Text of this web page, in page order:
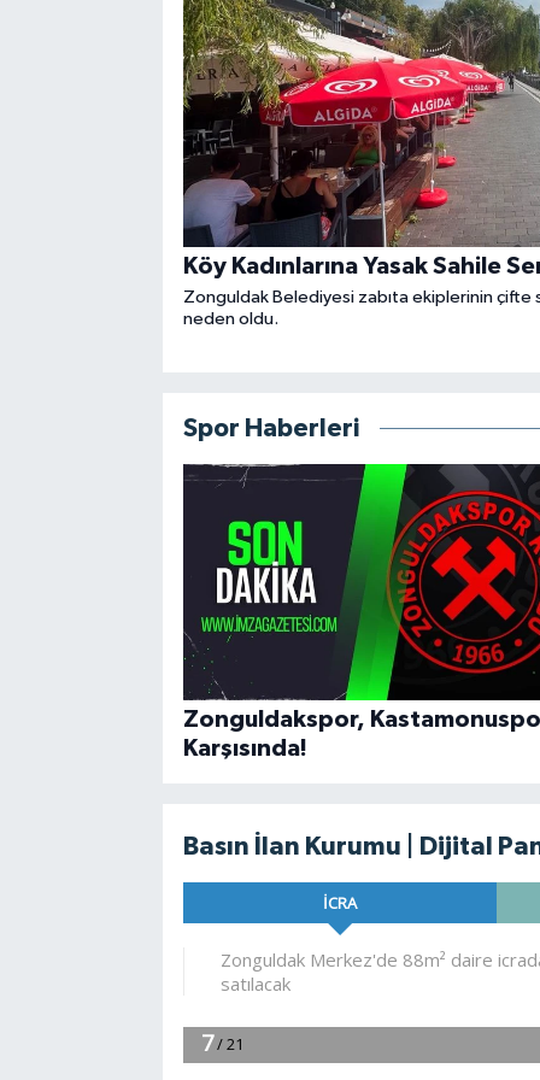
Köy Kadınlarına Yasak Sahile
Zonguldak Belediyesi zabıta ekiplerinin çifte
neden oldu.
Spor Haberleri
Zonguldakspor,
Karşısında!
Basın İlan Kurumu | Dijital